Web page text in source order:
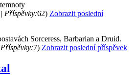
Příspěvky:62) Zobrazit poslední
Sorceress, Barbarian a Druid.
Příspěvky:7) Zobrazit poslední příspěvek